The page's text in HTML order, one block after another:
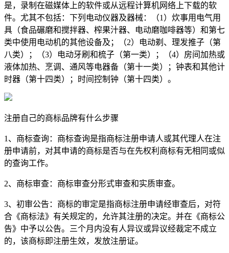
是，录制在磁媒体上的软件或从远程计算机网络上下载的软
件。尤其不包括：下列电动仪器及器械：（1）炊事用电气用
具（食品碾磨和搅拌器、榨果汁器、电动磨咖啡器等）和第七
类中使用电动机的其他设备及；（2）电动剃、理发推子（第
八类）；（3）电动牙刷和梳子（第一类）；（4）房间加热或
液体加热、烹调、通风等电器备（第十一类）；钟表和其他计
时器（第十四类）；时间控制钟（第十四类）。
注册自己的商标品牌有什么步骤
1、商标查询：商标查询是指商标注册申请人或其代理人在注
册申请前，对其申请的商标是否与在先权利商标有无相同或似
的查询工作。
2、商标审查：商标审查分形式审查和实质审查。
3、初审公告：商标的审定是指商标注册申请经审查后，对符
合《商标法》有关规定的，允许其注册的决定。并在《商标公
告》中予以公告。三个月内没有人异议或异议经裁定不成立
的，该商标即注册生效，发放注册证。